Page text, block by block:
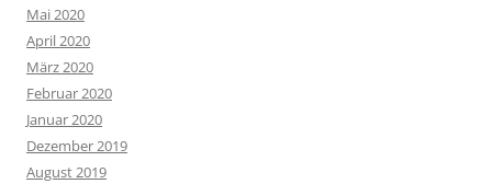
Mai 2020
April 2020
März 2020
Februar 2020
Januar 2020
Dezember 2019
August 2019